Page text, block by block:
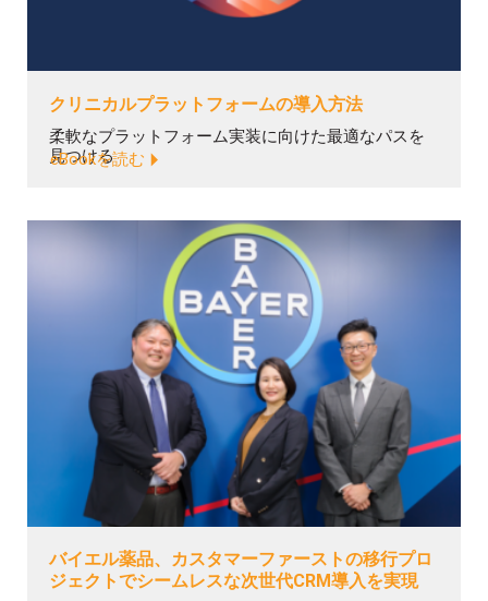
クリニカルプラットフォームの導入方法
柔軟なプラットフォーム実装に向けた最適なパスを
見つける
eBookを読む
バイエル薬品、カスタマーファーストの移行プロ
ジェクトでシームレスな次世代CRM導入を実現